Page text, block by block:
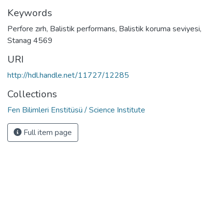
Keywords
Perfore zırh, Balistik performans, Balistik koruma seviyesi,
Stanag 4569
URI
http://hdl.handle.net/11727/12285
Collections
Fen Bilimleri Enstitüsü / Science Institute
Full item page